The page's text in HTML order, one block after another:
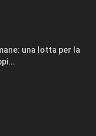
una lotta per la